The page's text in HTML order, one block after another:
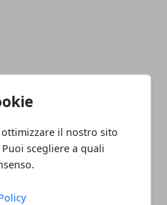
il nostro sito
scegliere a quali